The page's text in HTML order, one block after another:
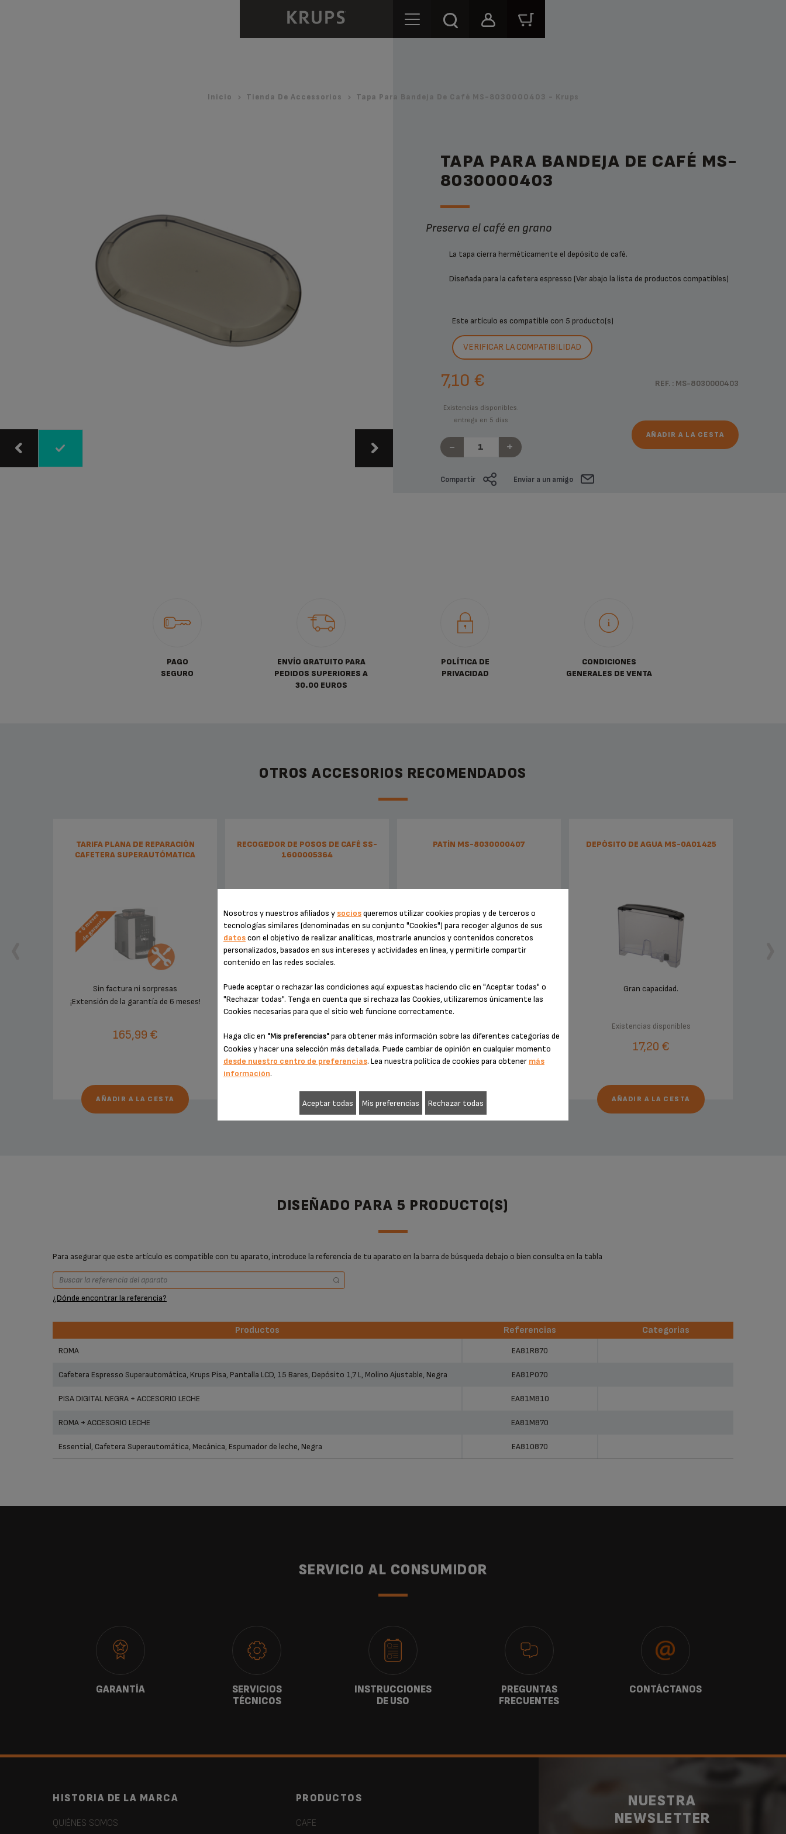
Inicio Tienda De Accessorios Tapa Para Bandeja De Café MS-8030000403 - Krups
TAPA PARA BANDEJA DE CAFÉ MS-
8030000403
Preserva el café en grano
La tapa cierra herméticamente el depósito de café.
Diseñada para la cafetera espresso (Ver abajo la lista de productos compatibles)
Este artículo es compatible con 5 producto(s)
VERIFICAR LA COMPATIBILIDAD
REF. : MS-8030000403
7,10 €
Existencias disponibles.
entrega en 5 días
- +
AÑADIR A LA CESTA
Compartir Enviar a un amigo
PAGO
SEGURO
ENVÍO GRATUITO PARA
PEDIDOS SUPERIORES A
30.00 EUROS
POLÍTICA DE
PRIVACIDAD
CONDICIONES
GENERALES DE VENTA
OTROS ACCESORIOS RECOMENDADOS
TARIFA PLANA DE REPARACIÓN
CAFETERA SUPERAUTÓMATICA
Sin factura ni sorpresas
¡Extensión de la garantía de 6 meses!
165,99 €
AÑADIR A LA CESTA
RECOGEDOR DE POSOS DE CAFÉ SS-
1600005364
Recuerde vaciarlo con asiduidad
27,30 €
AÑADIR A LA CESTA
PATÍN MS-8030000407
Un uso silencioso y sin vibración de los
aparatos.
5,10 €
AÑADIR A LA CESTA
DEPÓSITO DE AGUA MS-0A01425
Gran capacidad.
Existencias disponibles
17,20 €
AÑADIR A LA CESTA
DISEÑADO PARA 5 PRODUCTO(S)
Para asegurar que este artículo es compatible con tu aparato, introduce la referencia de tu aparato en la barra de búsqueda debajo o bien consulta en la tabla
¿Dónde encontrar la referencia?
Productos Referencias
Categorias
ROMA EA81R870
Cafetera Espresso Superautomática, Krups Pisa, Pantalla LCD, 15 Bares, Depósito 1,7 L, Molino Ajustable, Negra EA81P070
PISA DIGITAL NEGRA + ACCESORIO LECHE EA81M810
ROMA + ACCESORIO LECHE EA81M870
Essential, Cafetera Superautomática, Mecánica, Espumador de leche, Negra EA810870
SERVICIO AL CONSUMIDOR
GARANTÍA
SERVICIOS
TÉCNICOS
INSTRUCCIONES
DE USO
PREGUNTAS
FRECUENTES
CONTÁCTANOS
PRODUCTOS
CAFE
HISTORIA DE LA MARCA
QUIÉNES SOMOS
NUESTRA
NEWSLETTER
Nosotros y nuestros afiliados y sociosqueremos utilizar cookies propias y de terceros o
tecnologías similares (denominadas en su conjunto "Cookies") para recoger algunos de sus
datoscon el objetivo de realizar analíticas, mostrarle anuncios y contenidos concretos
personalizados, basados en sus intereses y actividades en línea, y permitirle compartir
contenido en las redes sociales.
Puede aceptar o rechazar las condiciones aquí expuestas haciendo clic en "Aceptar todas" o
"Rechazar todas". Tenga en cuenta que si rechaza las Cookies, utilizaremos únicamente las
Cookies necesarias para que el sitio web funcione correctamente.
Haga clic en "Mis preferencias"para obtener más información sobre las diferentes categorías de
Cookies y hacer una selección más detallada. Puede cambiar de opinión en cualquier momento
desde nuestro centro de preferencias. Lea nuestra política de cookies para obtener más
información.
Aceptar todas Mis preferencias Rechazar todas